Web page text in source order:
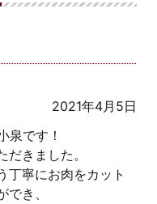
2021年4月5日
泉です！
きました。
丁寧にお肉をカット
き、